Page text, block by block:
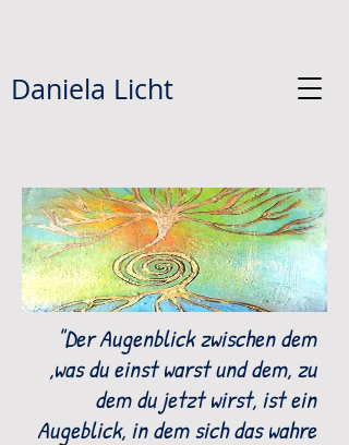
Daniela Licht
"Der Augenblick zwischen dem
,was du einst warst und dem, zu
dem du jetzt wirst, ist ein
Augeblick, in dem sich das wahre